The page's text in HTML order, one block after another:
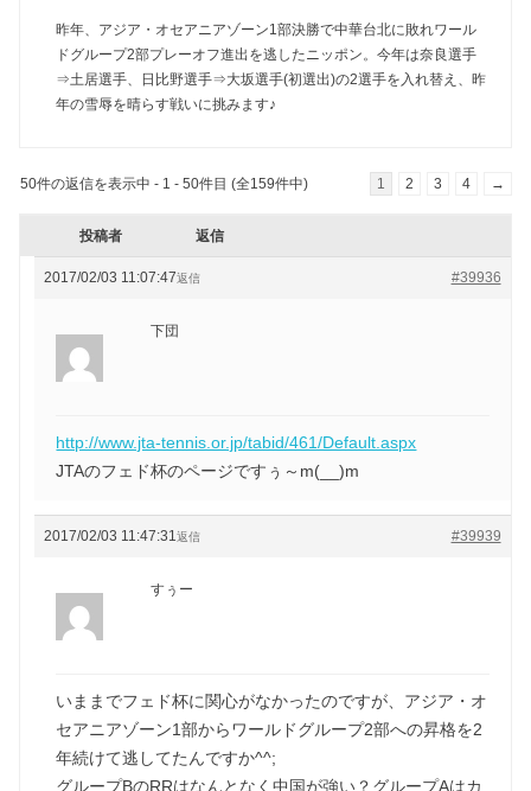
昨年、アジア・オセアニアゾーン1部決勝で中華台北に敗れワール
ドグループ2部プレーオフ進出を逃したニッポン。今年は奈良選手
⇒土居選手、日比野選手⇒大坂選手(初選出)の2選手を入れ替え、昨
年の雪辱を晴らす戦いに挑みます♪
50件の返信を表示中 - 1 - 50件目 (全159件中) 1 2 3 4 →
投稿者 返信
2017/02/03 11:07:47 #39936
返信
下団
http://www.jta-tennis.or.jp/tabid/461/Default.aspx
JTAのフェド杯のページですぅ～m(__)m
2017/02/03 11:47:31 #39939
返信
すぅー
いままでフェド杯に関心がなかったのですが、アジア・オ
セアニアゾーン1部からワールドグループ2部への昇格を2
年続けて逃してたんですか^^;
グループBのRRはなんとなく中国が強い？グループAはカ